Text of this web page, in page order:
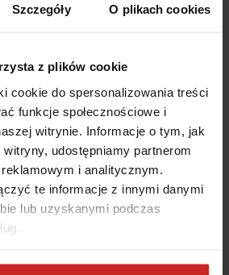
Szczegóły O plikach cookies
z plików cookie
cookie do spersonalizowania treści
funkcje społecznościowe i
witrynie. Informacje o tym, jak
udostępniamy partnerom
i analitycznym.
te informacje z innymi danymi
lub uzyskanymi podczas